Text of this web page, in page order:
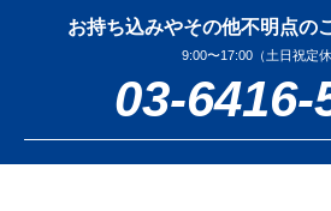
お持ち込みやその他不明点の
9:00〜17:00（土日祝定休
03-6416-